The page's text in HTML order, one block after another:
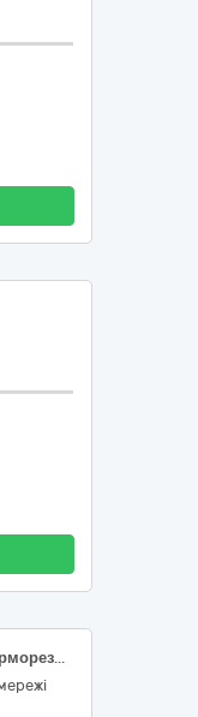
Втулки струмоізолюючі, заглушки терморезисторні, блінди газові